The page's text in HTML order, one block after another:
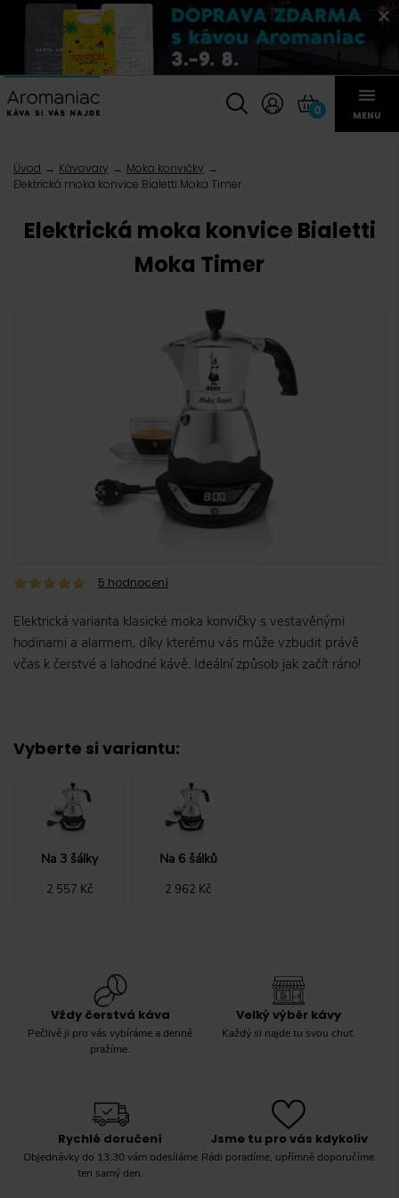
0 MENU
Úvod Kávovary
Moka konvičky
Elektrická moka konvice Bialetti Moka Timer
Elektrická moka konvice Bialetti
Moka Timer
5 hodnocení
Elektrická varianta klasické moka konvičky s vestavěnými
hodinami a alarmem, díky kterému vás může vzbudit právě
včas k čerstvé a lahodné kávě. Ideální způsob jak začít ráno!
Vyberte si variantu:
Na 3 šálky
2 557 Kč
Na 6 šálků
2 962 Kč
Vždy čerstvá káva
Pečlivě ji pro vás vybíráme a denně
pražíme.
Velký výběr kávy
Každý si najde tu svou chuť.
Rychlé doručení
Objednávky do 13:30 vám odesíláme
ten samý den.
Jsme tu pro vás kdykoliv
Rádi poradíme, upřímně doporučíme.